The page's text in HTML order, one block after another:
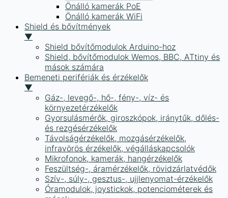
Önálló kamerák PoE
Önálló kamerák WiFi
Shield és bővítmények
▼
Shield bővítőmodulok Arduino-hoz
Shield, bővítőmodulok Wemos, BBC, ATtiny és
mások számára
Bemeneti perifériák és érzékelők
▼
Gáz-, levegő-, hő-, fény-, víz- és
környezetérzékelők
Gyorsulásmérők, giroszkópok, iránytűk, dőlés-
és rezgésérzékelők
Távolságérzékelők, mozgásérzékelők,
infravörös érzékelők, végálláskapcsolók
Mikrofonok, kamerák, hangérzékelők
Feszültség-, áramérzékelők, rövidzárlatvédők
Szív-, súly-, gesztus-, ujjlenyomat-érzékelők
Óramodulok, joystickok, potenciométerek és